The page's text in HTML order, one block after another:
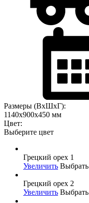
Размеры (ВхШхГ):
1140x900x450 мм
Цвет:
Выберите цвет
Грецкий орех 1
Увеличить Выбрать
Грецкий орех 2
Увеличить Выбрать